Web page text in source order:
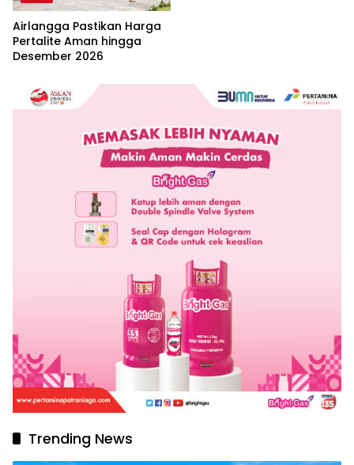
Airlangga Pastikan Harga
Pertalite Aman hingga
Desember 2026
Trending News